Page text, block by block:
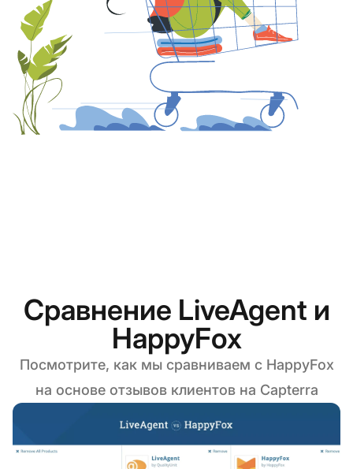
Сравнение LiveAgent и
HappyFox
Посмотрите, как мы сравниваем с HappyFox
на основе отзывов клиентов на Capterra